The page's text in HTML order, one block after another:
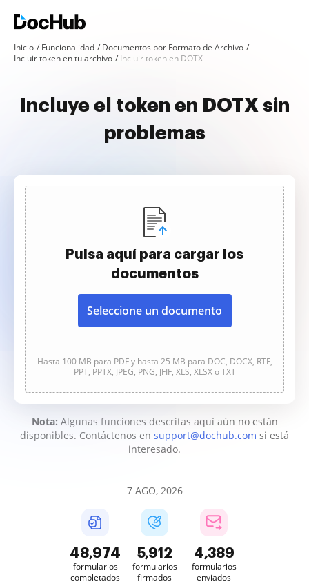
Inicio Funcionalidad
Documentos por Formato de Archivo
Incluir token en tu archivo
Incluir token en DOTX
Incluye el token en DOTX sin
problemas
Pulsa aquí para cargar los
documentos
Seleccione un documento
Hasta 100 MB para PDF y hasta 25 MB para DOC, DOCX, RTF,
PPT, PPTX, JPEG, PNG, JFIF, XLS, XLSX o TXT
Nota: Algunas funciones descritas aquí aún no están
disponibles. Contáctenos en support@dochub.com si está
interesado.
7 AGO, 2026
48,975
formularios
completados
5,912
formularios
firmados
4,389
formularios
enviados